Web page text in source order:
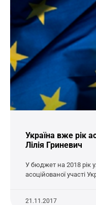
Україна вже рік
Лілія Гриневич
У бюджет на 2018 рік
асоційованої участі
21.11.2017